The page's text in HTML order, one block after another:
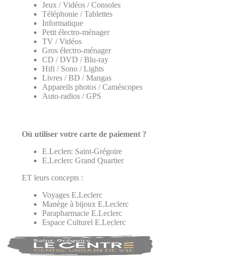
Jeux / Vidéos / Consoles
Téléphonie / Tablettes
Informatique
Petit électro-ménager
TV / Vidéos
Gros électro-ménager
CD / DVD / Blu-ray
Hifi / Sono / Lights
Livres / BD / Mangas
Appareils photos / Caméscopes
Auto-radios / GPS
Où utiliser votre carte de paiement ?
E.Leclerc Saint-Grégoire
E.Leclerc Grand Quartier
ET leurs concepts :
Voyages E.Leclerc
Manège à bijoux E.Leclerc
Parapharmacie E.Leclerc
Espace Culturel E.Leclerc